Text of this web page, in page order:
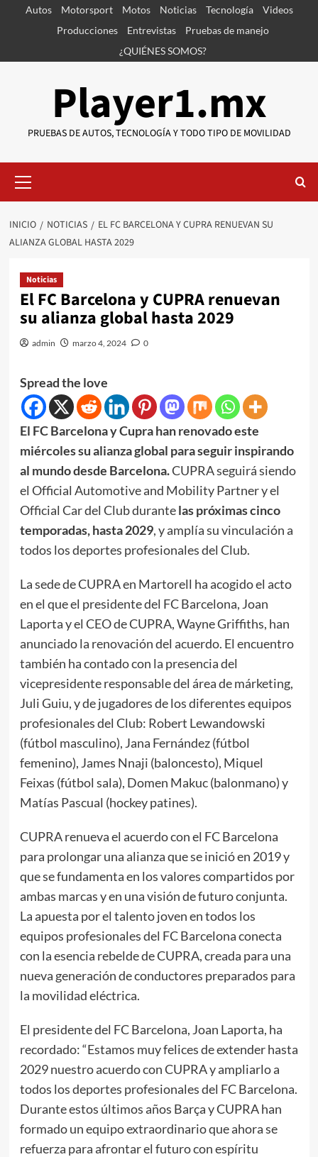
SaltarAutos Motorsport Motos Noticias Tecnología
Videos
Producciones
Entrevistas
Pruebas de manejo
¿QUIÉNES SOMOS?
Player1.mx
PRUEBAS DE AUTOS, TECNOLOGÍA Y TODO TIPO DE MOVILIDAD
primario
INICIO NOTICIAS
EL FC BARCELONA Y CUPRA RENUEVAN SU
ALIANZA GLOBAL HASTA 2029
Noticias
El FC Barcelona y CUPRA renuevan
su alianza global hasta 2029
admin marzo 4, 2024 0
Spread the love
El FC Barcelona y Cupra han renovado este
miércoles su alianza global para seguir inspirando
al mundo desde Barcelona.CUPRA seguirá siendo
el Official Automotive and Mobility Partner y el
Official Car del Club durantelas próximas cinco
temporadas, hasta 2029, y amplía su vinculación a
todos los deportes profesionales del Club.
La sede de CUPRA en Martorell ha acogido el acto
en el que el presidente del FC Barcelona, Joan
Laporta y el CEO de CUPRA, Wayne Griffiths, han
anunciado la renovación del acuerdo. El encuentro
también ha contado con la presencia del
vicepresidente responsable del área de márketing,
Juli Guiu, y de jugadores de los diferentes equipos
profesionales del Club: Robert Lewandowski
(fútbol masculino), Jana Fernández (fútbol
femenino), James Nnaji (baloncesto), Miquel
Feixas (fútbol sala), Domen Makuc (balonmano) y
Matías Pascual (hockey patines).
CUPRA renueva el acuerdo con el FC Barcelona
para prolongar una alianza que se inició en 2019 y
que se fundamenta en los valores compartidos por
ambas marcas y en una visión de futuro conjunta.
La apuesta por el talento joven en todos los
equipos profesionales del FC Barcelona conecta
con la esencia rebelde de CUPRA, creada para una
nueva generación de conductores preparados para
la movilidad eléctrica.
El presidente del FC Barcelona, Joan Laporta, ha
recordado: “Estamos muy felices de extender hasta
2029 nuestro acuerdo con CUPRA y ampliarlo a
todos los deportes profesionales del FC Barcelona.
Durante estos últimos años Barça y CUPRA han
formado un equipo extraordinario que ahora se
refuerza para afrontar el futuro con espíritu